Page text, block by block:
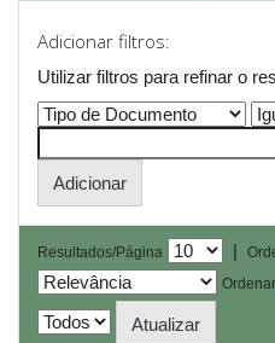
Adicionar filtros:
Utilizar filtros para refinar o
Resultados/Página |
Ordenar